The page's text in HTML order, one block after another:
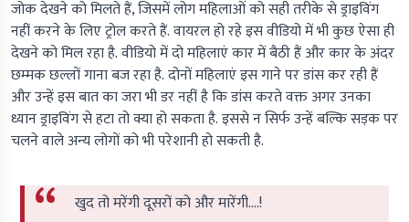
जोक देखने को मिलते हैं, जिसमें लोग महिलाओं को सही तरीके से ड्राइविंग
नहीं करने के लिए ट्रोल करते हैं. वायरल हो रहे इस वीडियो में भी कुछ ऐसा ही
देखने को मिल रहा है. वीडियो में दो महिलाएं कार में बैठी हैं और कार के अंदर
छम्मक छल्लों गाना बज रहा है. दोनों महिलाएं इस गाने पर डांस कर रही हैं
और उन्हें इस बात का जरा भी डर नहीं है कि डांस करते वक्त अगर उनका
ध्यान ड्राइविंग से हटा तो क्या हो सकता है. इससे न सिर्फ उन्हें बल्कि सड़क पर
चलने वाले अन्य लोगों को भी परेशानी हो सकती है.
खुद तो मरेंगी दूसरों को और मारेंगी....!